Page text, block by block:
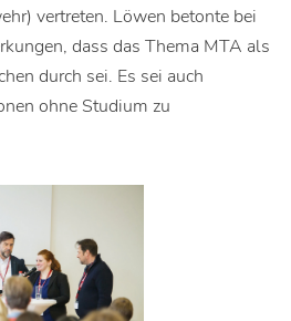
vertreten. Löwen betonte bei
dass das Thema MTA als
durch sei. Es sei auch
ohne Studium zu